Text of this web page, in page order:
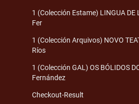
1 (Colección Estame) LINGUA
Fer
1 (Colección Arquivos) NOVO
Ríos
1 (Colección GAL) OS BÓLIDOS
Fernández
Checkout-Result